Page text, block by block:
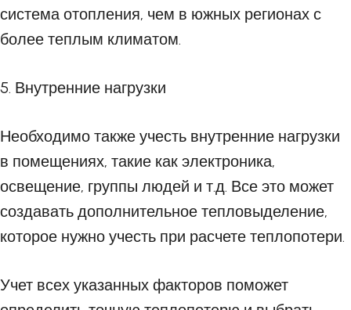
система отопления, чем в южных регионах с
более теплым климатом.
5. Внутренние нагрузки
Необходимо также учесть внутренние нагрузки
в помещениях, такие как электроника,
освещение, группы людей и т.д. Все это может
создавать дополнительное тепловыделение,
которое нужно учесть при расчете теплопотери.
Учет всех указанных факторов поможет